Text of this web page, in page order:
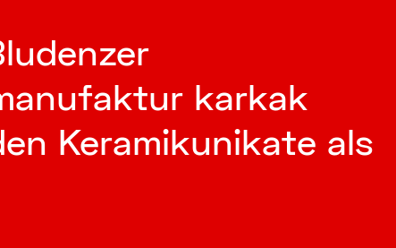
karkak
Keramikunikate als